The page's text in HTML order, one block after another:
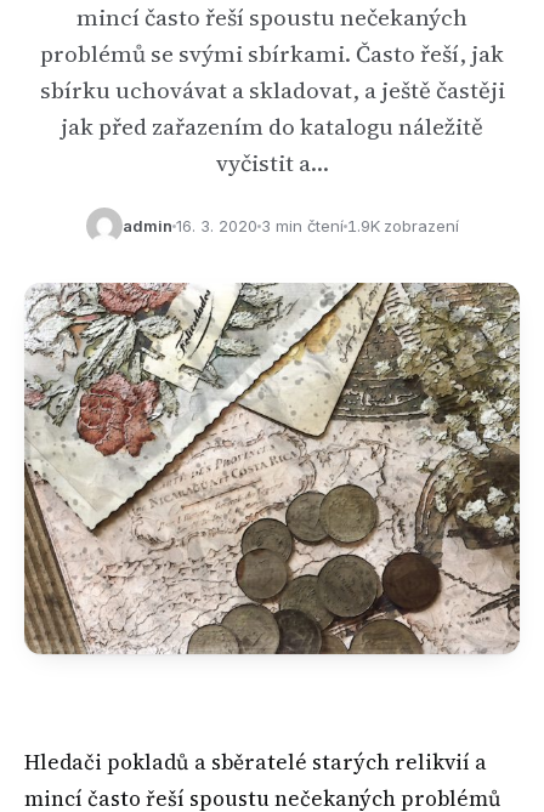
mincí často řeší spoustu nečekaných
problémů se svými sbírkami. Často řeší, jak
sbírku uchovávat a skladovat, a ještě častěji
jak před zařazením do katalogu náležitě
vyčistit a…
admin 16. 3. 2020 3 min čtení1.9K zobrazení
Hledači pokladů a sběratelé starých relikvií a
mincí často řeší spoustu nečekaných problémů